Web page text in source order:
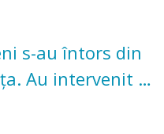
s-au întors din
Au intervenit la
și pădure